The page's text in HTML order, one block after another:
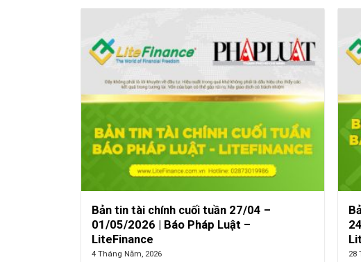
Bản tin tài chính cuối tuần 27/04 –
01/05/2026 | Báo Pháp Luật –
LiteFinance
4 Tháng Năm, 2026 28